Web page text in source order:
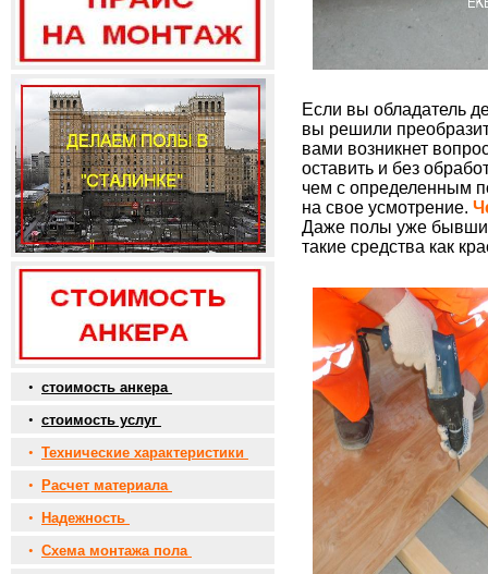
• стоимость анкера
• стоимость услуг
• Технические характеристики
•
Расчет материала
•
Надежность
• Схема монтажа пола
Если вы обладатель
вы решили
вами возникнет
оставить и без
чем с определенным
на свое усмотрение.
Даже полы уже бывшие
такие средства как